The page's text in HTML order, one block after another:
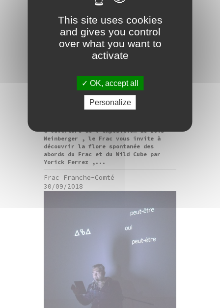
Visite botanique /
Derniers jours des
expositions
d’ouverture de l'exposition de Lois
Weinberger , le Frac vous invite à
découvrir la flore spontanée des
abords du Frac et du Wild Cube par
Yorick Ferrez ,...
Frac Franche-Comté
30/09/2018
This site uses cookies
and gives you control
over what you want to
activate
OK, accept all
Personalize